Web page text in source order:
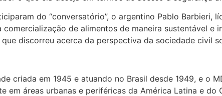
do “conversatório”, o argentino Pablo
comercialização de alimentos de maneira sustentável e
discorreu acerca da perspectiva da sociedade civil
criada em 1945 e atuando no Brasil desde 1949, e o
em áreas urbanas e periféricas da América Latina e